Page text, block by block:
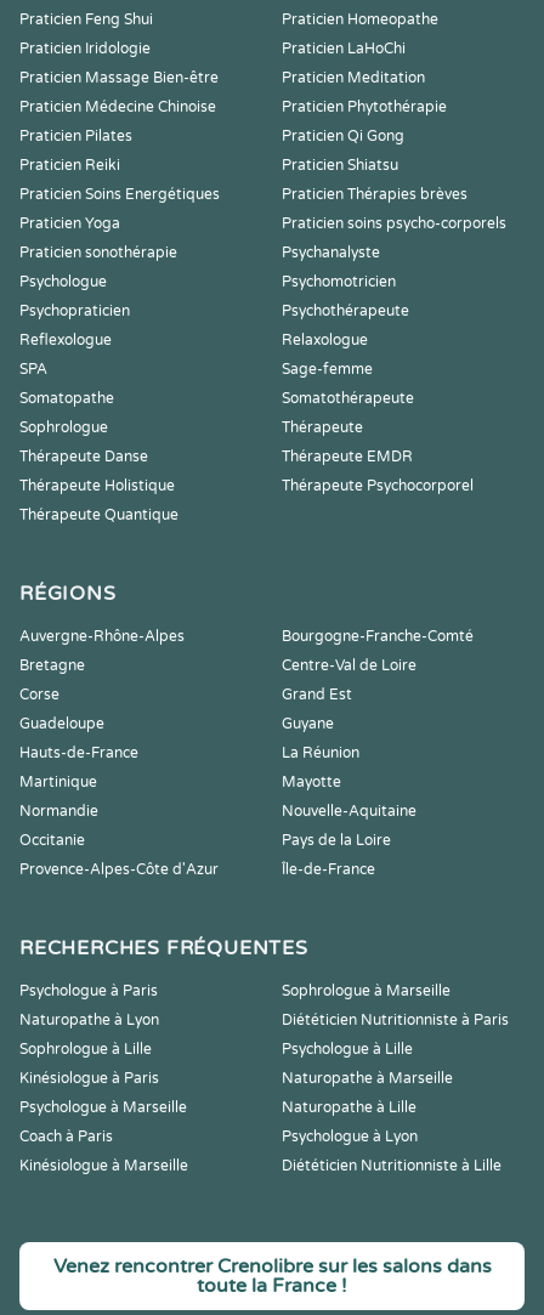
Praticien Feng Shui
Praticien Homeopathe
Praticien Iridologie
Praticien LaHoChi
Praticien Massage Bien-être
Praticien Meditation
Praticien Médecine Chinoise
Praticien Phytothérapie
Praticien Pilates
Praticien Qi Gong
Praticien Reiki
Praticien Shiatsu
Praticien Soins Energétiques
Praticien Thérapies brèves
Praticien Yoga
Praticien soins psycho-corporels
Praticien sonothérapie
Psychanalyste
Psychologue
Psychomotricien
Psychopraticien
Psychothérapeute
Reflexologue
Relaxologue
SPA
Sage-femme
Somatopathe
Somatothérapeute
Sophrologue
Thérapeute
Thérapeute Danse
Thérapeute EMDR
Thérapeute Holistique
Thérapeute Psychocorporel
Thérapeute Quantique
RÉGIONS
Auvergne-Rhône-Alpes
Bourgogne-Franche-Comté
Bretagne
Centre-Val de Loire
Corse
Grand Est
Guadeloupe
Guyane
Hauts-de-France
La Réunion
Martinique
Mayotte
Normandie
Nouvelle-Aquitaine
Occitanie
Pays de la Loire
Provence-Alpes-Côte d'Azur
Île-de-France
RECHERCHES FRÉQUENTES
Psychologue à Paris
Sophrologue à Marseille
Naturopathe à Lyon
Diététicien Nutritionniste à Paris
Sophrologue à Lille
Psychologue à Lille
Kinésiologue à Paris
Naturopathe à Marseille
Psychologue à Marseille
Naturopathe à Lille
Coach à Paris
Psychologue à Lyon
Kinésiologue à Marseille
Diététicien Nutritionniste à Lille
Venez rencontrer Crenolibre sur les salons dans
toute la France !